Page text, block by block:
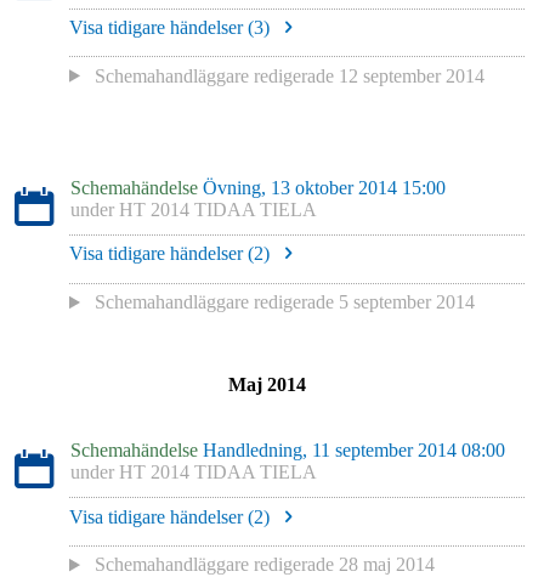
Visa tidigare händelser (3)
Schemahandläggare redigerade 12 september 2014
Schemahändelse Övning, 13 oktober 2014 15:00
under HT 2014 TIDAA TIELA
Visa tidigare händelser (2)
Schemahandläggare redigerade 5 september 2014
Maj 2014
Schemahändelse Handledning, 11 september 2014 08:00
under HT 2014 TIDAA TIELA
Visa tidigare händelser (2)
Schemahandläggare redigerade 28 maj 2014